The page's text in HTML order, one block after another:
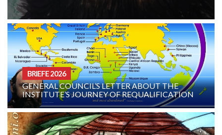
BRIEFE 2026
GENERAL COUNCIL’S LETTER ABOUT THE
INSTITUTE’S JOURNEY OF REQUALIFICATION